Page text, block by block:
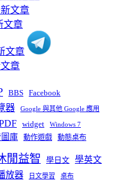
BBS Facebook
器 Google 與其他 Google 應用
widget Windows 7
庫 動作遊戲 動態桌布
閒益智 學日文 學英文
放器 日文學習 桌布